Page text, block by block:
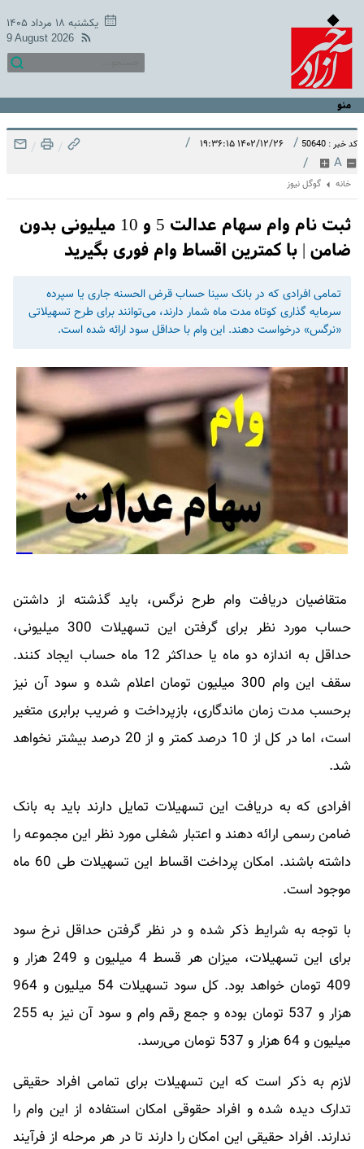
یکشنبه ۱۸ مرداد ۱۴۰۵
9 August 2026
منو
کد خبر : 50640 / ۱۴۰۲/۱۲/۲۶ ۱۹:۳۶:۱۵ /
A
/
/
/
خانه گوگل نیوز
ثبت نام وام سهام عدالت 5 و 10 میلیونی بدون
ضامن | با کمترین اقساط وام فوری بگیرید
تمامی افرادی که در بانک سینا حساب قرض الحسنه جاری یا سپرده
سرمایه گذاری کوتاه مدت ماه شمار دارند، می‌توانند برای طرح تسهیلاتی
«نرگس» درخواست دهند. این وام با حداقل سود ارائه شده است.
متقاضیان دریافت وام طرح نرگس، باید گذشته از داشتن
حساب مورد نظر برای گرفتن این تسهیلات 300 میلیونی،
حداقل به اندازه دو ماه یا حداکثر 12 ماه حساب ایجاد کنند.
سقف این وام 300 میلیون تومان اعلام شده و سود آن نیز
برحسب مدت زمان ماندگاری، بازپرداخت و ضریب برابری متغیر
است، اما در کل از 10 درصد کمتر و از 20 درصد بیشتر نخواهد
شد.
افرادی که به دریافت این تسهیلات تمایل دارند باید به بانک
ضامن رسمی ارائه دهند و اعتبار شغلی مورد نظر این مجموعه را
داشته باشند. امکان پرداخت اقساط این تسهیلات طی 60 ماه
موجود است.
با توجه به شرایط ذکر شده و در نظر گرفتن حداقل نرخ سود
برای این تسهیلات، میزان هر قسط 4 میلیون و 249 هزار و
409 تومان خواهد بود. کل سود تسهیلات 54 میلیون و 964
هزار و 537 تومان بوده و جمع رقم وام و سود آن نیز به 255
میلیون و 64 هزار و 537 تومان می‌رسد.
لازم به ذکر است که این تسهیلات برای تمامی افراد حقیقی
تدارک دیده شده و افراد حقوقی امکان استفاده از این وام را
ندارند. افراد حقیقی این امکان را دارند تا در هر مرحله از فرآیند